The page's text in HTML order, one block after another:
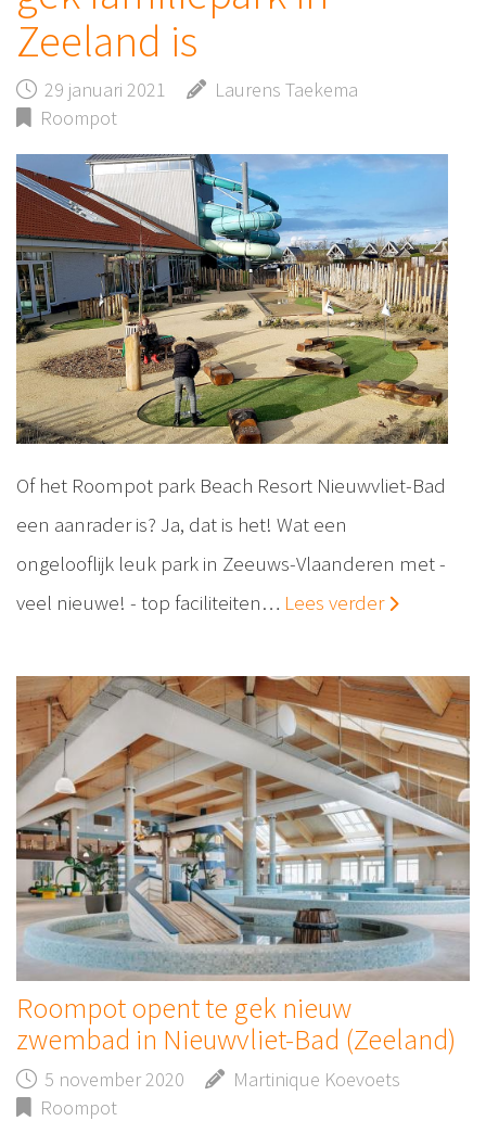
Zeeland is
29 januari 2021
Laurens Taekema
Roompot
Of het Roompot park Beach Resort Nieuwvliet-Bad
een aanrader is? Ja, dat is het! Wat een
ongelooflijk leuk park in Zeeuws-Vlaanderen met -
veel nieuwe! - top faciliteiten… Lees verder
Roompot opent te gek nieuw
zwembad in Nieuwvliet-Bad (Zeeland)
5 november 2020
Martinique Koevoets
Roompot